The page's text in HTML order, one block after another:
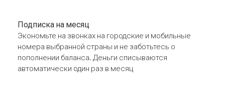
Подписка на месяц
Экономьте на звонках на городские и мобильные
номера выбранной страны и не заботьтесь о
пополнении баланса. Деньги списываются
автоматически один раз в месяц